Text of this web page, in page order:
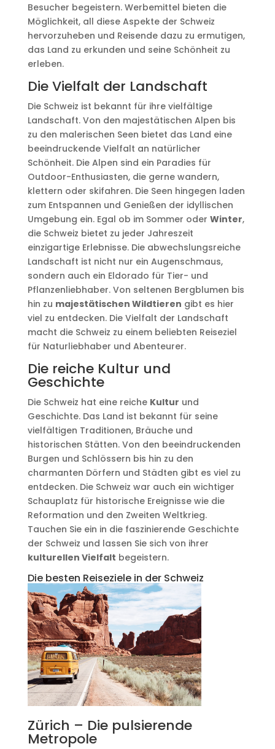
Besucher begeistern. Werbemittel bieten die
Möglichkeit, all diese Aspekte der Schweiz
hervorzuheben und Reisende dazu zu ermutigen,
das Land zu erkunden und seine Schönheit zu
erleben.
Die Vielfalt der Landschaft
Die Schweiz ist bekannt für ihre vielfältige
Landschaft. Von den majestätischen Alpen bis
zu den malerischen Seen bietet das Land eine
beeindruckende Vielfalt an natürlicher
Schönheit. Die Alpen sind ein Paradies für
Outdoor-Enthusiasten, die gerne wandern,
klettern oder skifahren. Die Seen hingegen laden
zum Entspannen und Genießen der idyllischen
Umgebung ein. Egal ob im Sommer oder Winter,
die Schweiz bietet zu jeder Jahreszeit
einzigartige Erlebnisse. Die abwechslungsreiche
Landschaft ist nicht nur ein Augenschmaus,
sondern auch ein Eldorado für Tier- und
Pflanzenliebhaber. Von seltenen Bergblumen bis
hin zu majestätischen Wildtieren gibt es hier
viel zu entdecken. Die Vielfalt der Landschaft
macht die Schweiz zu einem beliebten Reiseziel
für Naturliebhaber und Abenteurer.
Die reiche Kultur und
Geschichte
Die Schweiz hat eine reiche Kultur und
Geschichte. Das Land ist bekannt für seine
vielfältigen Traditionen, Bräuche und
historischen Stätten. Von den beeindruckenden
Burgen und Schlössern bis hin zu den
charmanten Dörfern und Städten gibt es viel zu
entdecken. Die Schweiz war auch ein wichtiger
Schauplatz für historische Ereignisse wie die
Reformation und den Zweiten Weltkrieg.
Tauchen Sie ein in die faszinierende Geschichte
der Schweiz und lassen Sie sich von ihrer
kulturellen Vielfalt begeistern.
Die besten Reiseziele in der Schweiz
Zürich – Die pulsierende
Metropole